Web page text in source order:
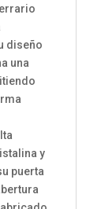
diseño
una
y
puerta